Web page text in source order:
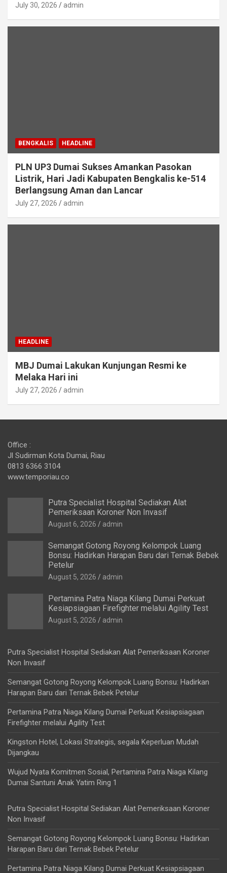
July 30, 2026 admin
BENGKALIS HEADLINE
PLN UP3 Dumai Sukses Amankan Pasokan
Listrik, Hari Jadi Kabupaten Bengkalis ke-514
Berlangsung Aman dan Lancar
July 27, 2026 admin
HEADLINE
MBJ Dumai Lakukan Kunjungan Resmi ke
Melaka Hari ini
July 27, 2026 admin
Office :
Jl Sudirman Kota Dumai, Riau
0813 6366 3104
www.temporiau.co
Putra Specialist Hospital Sediakan Alat
Pemeriksaan Koroner Non Invasif
August 6, 2026 admin
Semangat Gotong Royong Kelompok Luang
Bonsu: Hadirkan Harapan Baru dari Ternak Bebek
Petelur
August 5, 2026 admin
Pertamina Patra Niaga Kilang Dumai Perkuat
Kesiapsiagaan Firefighter melalui Agility Test
August 5, 2026 admin
Putra Specialist Hospital Sediakan Alat Pemeriksaan Koroner
Non Invasif
Semangat Gotong Royong Kelompok Luang Bonsu: Hadirkan
Harapan Baru dari Ternak Bebek Petelur
Pertamina Patra Niaga Kilang Dumai Perkuat Kesiapsiagaan
Firefighter melalui Agility Test
Kingston Hotel, Lokasi Strategis, segala Keperluan Mudah
Dijangkau
Wujud Nyata Komitmen Sosial, Pertamina Patra Niaga Kilang
Dumai Santuni Anak Yatim Ring 1
Putra Specialist Hospital Sediakan Alat Pemeriksaan Koroner
Non Invasif
Semangat Gotong Royong Kelompok Luang Bonsu: Hadirkan
Harapan Baru dari Ternak Bebek Petelur
Pertamina Patra Niaga Kilang Dumai Perkuat Kesiapsiagaan